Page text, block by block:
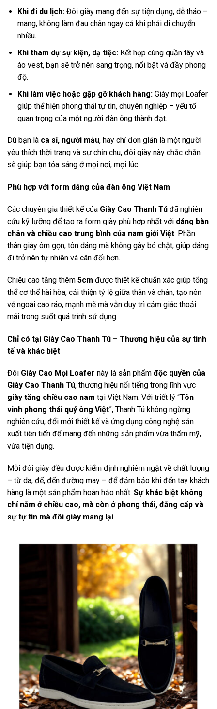
Khi đi du lịch:Đôi giày mang đến sự tiện dụng, dễ tháo –
mang, không làm đau chân ngay cả khi phải di chuyển
nhiều.
Khi tham dự sự kiện, dạ tiệc:Kết hợp cùng quần tây và
áo vest, bạn sẽ trở nên sang trọng, nổi bật và đầy phong
độ.
Khi làm việc hoặc gặp gỡ khách hàng:Giày mọi Loafer
giúp thể hiện phong thái tự tin, chuyên nghiệp – yếu tố
quan trọng của một người đàn ông thành đạt.
Dù bạn là ca sĩ, người mẫu, hay chỉ đơn giản là một người
yêu thích thời trang và sự chỉn chu, đôi giày này chắc chắn
sẽ giúp bạn tỏa sáng ở mọi nơi, mọi lúc.
Phù hợp với form dáng của đàn ông Việt Nam
Các chuyên gia thiết kế của Giày Cao Thanh Tú đã nghiên
cứu kỹ lưỡng để tạo ra form giày phù hợp nhất với dáng bàn
chân và chiều cao trung bình của nam giới Việt. Phần
thân giày ôm gọn, tôn dáng mà không gây bó chặt, giúp dáng
đi trở nên tự nhiên và cân đối hơn.
Chiều cao tăng thêm 5cm được thiết kế chuẩn xác giúp tổng
thể cơ thể hài hòa, cải thiện tỷ lệ giữa thân và chân, tạo nên
vẻ ngoài cao ráo, mạnh mẽ mà vẫn duy trì cảm giác thoải
mái trong suốt quá trình sử dụng.
Chỉ có tại Giày Cao Thanh Tú – Thương hiệu của sự tinh
tế và khác biệt
Đôi Giày Cao Mọi Loafer này là sản phẩm độc quyền của
Giày Cao Thanh Tú, thương hiệu nổi tiếng trong lĩnh vực
giày tăng chiều cao nam tại Việt Nam. Với triết lý “Tôn
vinh phong thái quý ông Việt”, Thanh Tú không ngừng
nghiên cứu, đổi mới thiết kế và ứng dụng công nghệ sản
xuất tiên tiến để mang đến những sản phẩm vừa thẩm mỹ,
vừa tiện dụng.
Mỗi đôi giày đều được kiểm định nghiêm ngặt về chất lượng
– từ da, đế, đến đường may – để đảm bảo khi đến tay khách
hàng là một sản phẩm hoàn hảo nhất. Sự khác biệt không
chỉ nằm ở chiều cao, mà còn ở phong thái, đẳng cấp và
sự tự tin mà đôi giày mang lại.